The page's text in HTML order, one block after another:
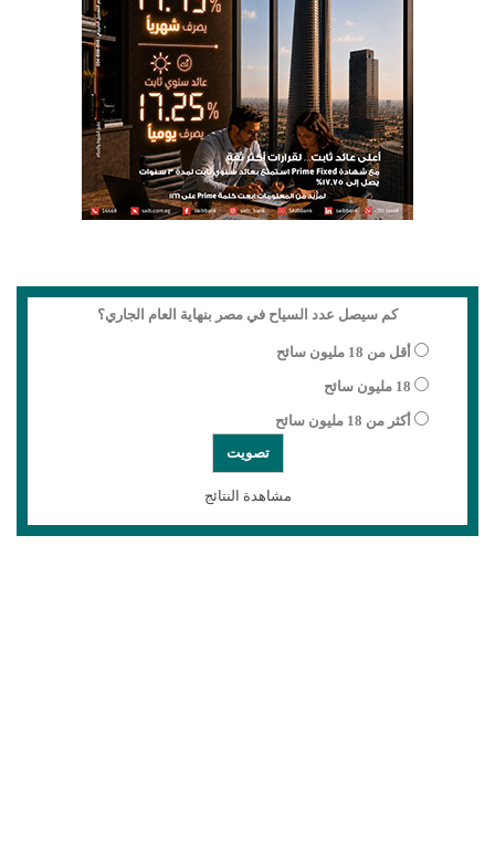
كم سيصل عدد السياح في مصر بنهاية العام الجاري؟
أقل من 18 مليون سائح
18 مليون سائح
أكثر من 18 مليون سائح
مشاهدة النتائج